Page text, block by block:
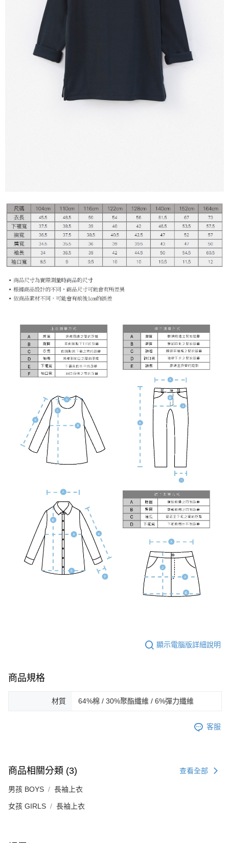
顯示電腦版詳細說明
商品規格
材質 64%棉 / 30%聚酯纖維 / 6%彈力纖維
客服
商品相關分類 (3) 查看全部
男孩 BOYS 長袖上衣
女孩 GIRLS 長袖上衣